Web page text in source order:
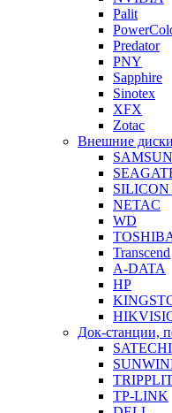
Palit
Predator
PNY
Sapphire
Sinotex
XFX
Zotac
Внешние
SILICON
NETAC
WD
Transcend
A-DATA
HP
Док-станции,
SATECHI
TP-LINK